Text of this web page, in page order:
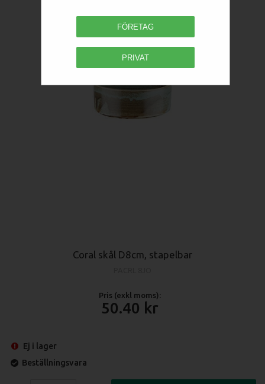
FÖRETAG
PRIVAT
Coral skål D8cm, stapelbar
Pris (exkl moms):
50.40
Ej i lager
Beställningsvara